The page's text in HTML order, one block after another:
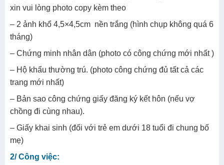
xin vui lòng photo copy kèm theo
– 2 ảnh khổ 4,5×4,5cm nền trắng (hình chụp không quá 6
tháng)
– Chứng minh nhân dân (photo có công chứng mới nhất )
– Hộ khẩu thường trú. (photo công chứng đủ tất cả các
trang mới nhất)
– Bản sao công chứng giấy đăng ký kết hôn (nếu vợ
chồng đi cùng nhau).
– Giấy khai sinh (đối với trẻ em dưới 18 tuổi đi chung bố
mẹ)
2/ Công việc: